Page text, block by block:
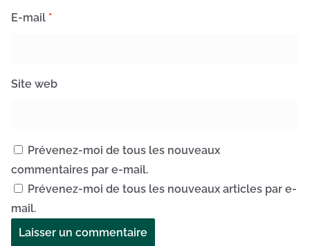
E-mail *
Site web
Prévenez-moi de tous les nouveaux
commentaires par e-mail.
Prévenez-moi de tous les nouveaux articles par e-
mail.